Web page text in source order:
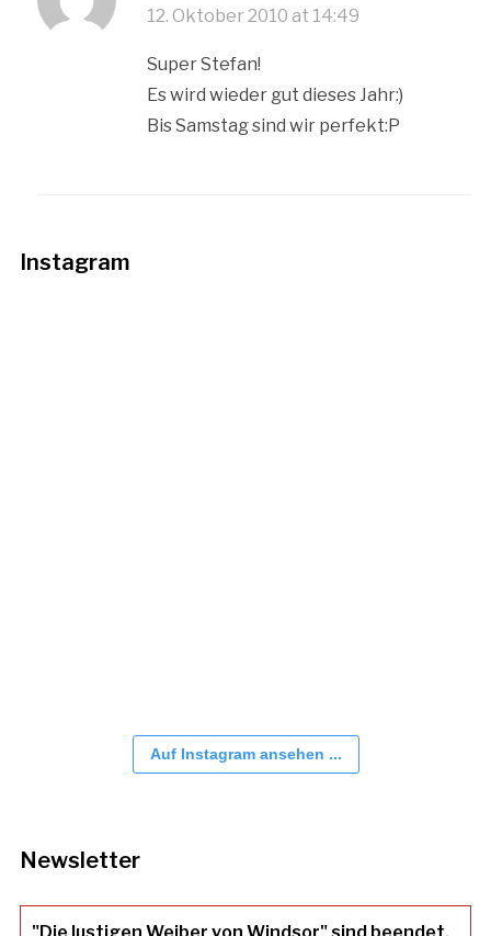
12. Oktober 2010 at 14:49
Super Stefan!
Es wird wieder gut dieses Jahr:)
Bis Samstag sind wir perfekt:P
Instagram
Auf Instagram ansehen ...
Newsletter